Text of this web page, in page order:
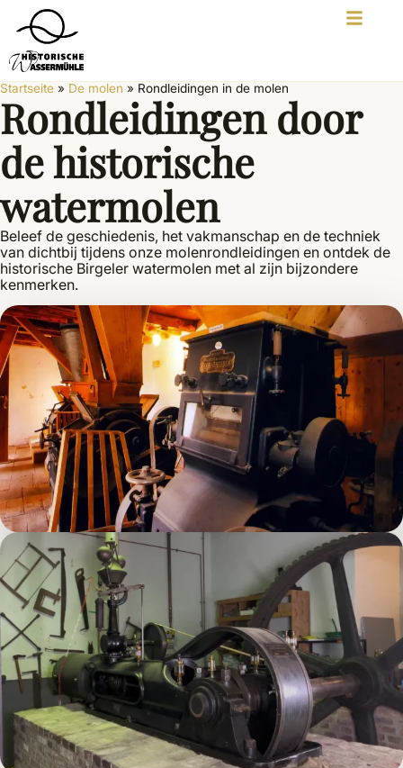
Startseite » De molen » Rondleidingen in de molen
Rondleidingen door
de historische
watermolen
Beleef de geschiedenis, het vakmanschap en de techniek
van dichtbij tijdens onze molenrondleidingen en ontdek de
historische Birgeler watermolen met al zijn bijzondere
kenmerken.